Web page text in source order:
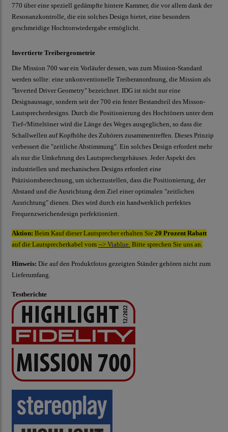
770 über eine speziell gedämpfte hintere Kammer, die vor allem dank der
Resonanzkontrolle, die ein solches Design bietet, eine besonders
geschmeidige Hochtonwiedergabe ermöglicht.
Invertierte Treibergeometrie
Die Mission 700 war ein Vorläufer dessen, was zum Mission-Standard
werden sollte: eine unkonventionelle Treiberanordnung, die Mission als
"Inverted Driver Geometry" bezeichnet. IDG ist nicht nur eine
Designaussage, sondern seit der 700 ein fester Bestandteil des Misson-
Lautsprecherdesigns. Durch die Positionierung des Hochtöners unter dem
Tief-/Mitteltöner wird die Länge des Weges ausgeglichen, so dass die
Schallwellen auf Kopfhöhe des Zuhörers zusammentreffen. Dieses Prinzip
verbessert die "zeitliche Abstimmung". Ein solches Design erfordert mehr
als nur die Umkehrung des Lautsprechergehäuses. Jeder Aspekt des
industriellen und mechanischen Designs erfordert eine
Präzisionsberechnung, um sicherzustellen, dass die Positionierung, der
Abstand und die Ausrichtung dem Ziel einer optimalen "zeitlichen
Ausrichtung" dienen. Dies wird durch ein handwerklich perfektes
Frequenzweichendesign perfektioniert.
Aktion: Beim Kauf dieser Lautsprecher erhalten Sie 20 Prozent Rabatt
auf die Lautsprecherkabel vom --> Viablue. Bitte sprechen Sie uns an.
Hinweis: Die auf den Produktfotos gezeigten Ständer gehören nicht zum
Lieferumfang.
Testberichte